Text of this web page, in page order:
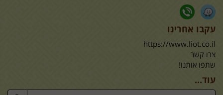
עקבו אחרינו
https://www.liot.co.il
צרו קשר
שתפו אותנו!
עוד...